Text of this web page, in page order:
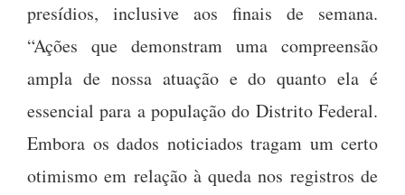
presídios, inclusive aos finais de semana.
“Ações que demonstram uma compreensão
ampla de nossa atuação e do quanto ela é
essencial para a população do Distrito Federal.
Embora os dados noticiados tragam um certo
otimismo em relação à queda nos registros de